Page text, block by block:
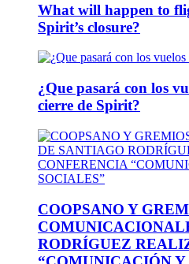
What will happen to
Spirit’s closure?
¿Que pasará con los
cierre de Spirit?
COOPSANO Y
RODRÍGUEZ